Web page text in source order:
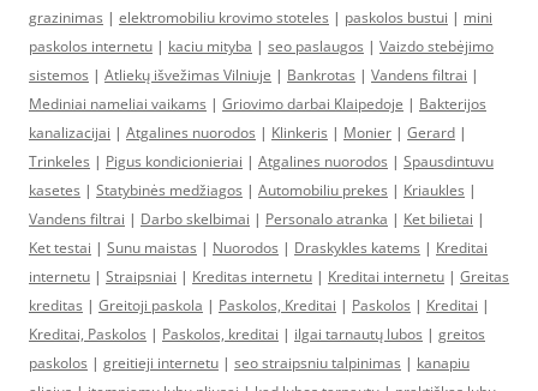
grazinimas | elektromobiliu krovimo stoteles | paskolos bustui | mini
paskolos internetu | kaciu mityba | seo paslaugos | Vaizdo stebėjimo
sistemos | Atliekų išvežimas Vilniuje | Bankrotas | Vandens filtrai |
Mediniai nameliai vaikams | Griovimo darbai Klaipedoje | Bakterijos
kanalizacijai | Atgalines nuorodos | Klinkeris | Monier | Gerard |
Trinkeles | Pigus kondicionieriai | Atgalines nuorodos | Spausdintuvu
kasetes | Statybinės medžiagos | Automobiliu prekes | Kriaukles |
Vandens filtrai | Darbo skelbimai | Personalo atranka | Ket bilietai |
Ket testai | Sunu maistas | Nuorodos | Draskykles katems | Kreditai
internetu | Straipsniai | Kreditas internetu | Kreditai internetu | Greitas
kreditas | Greitoji paskola | Paskolos, Kreditai | Paskolos | Kreditai |
Kreditai, Paskolos | Paskolos, kreditai | ilgai tarnautų lubos | greitos
paskolos | greitieji internetu | seo straipsniu talpinimas | kanapiu